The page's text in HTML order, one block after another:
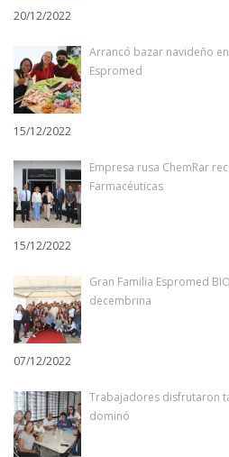
20/12/2022
Arrancó bazar navideño
Espromed
15/12/2022
Empresa rusa ChemRar
Farmacéuticas
15/12/2022
Gran Familia Espromed
decembrina
07/12/2022
Trabajadores disfrutaron
dominó